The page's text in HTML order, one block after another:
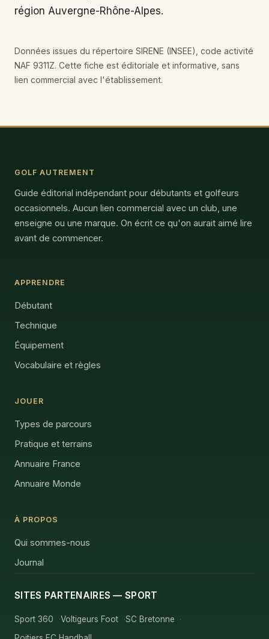
région Auvergne-Rhône-Alpes.
Données issues du répertoire SIRENE (INSEE), code activité
NAF 9311Z. Cette fiche est éditoriale et informative, sans
lien commercial avec l'établissement.
GOLF AUTREMENT
Guide éditorial indépendant pour débutants et golfeurs
occasionnels. Aucun lien commercial avec un club, une
enseigne ou une marque. On écrit ce qu'on aurait aimé lire
avant de commencer.
APPRENDRE
Débutant
Technique
Équipement
Vocabulaire et règles
JOUER
Types de parcours
Pratique et terrains
Annuaire France
Annuaire Monde
À PROPOS
Qui sommes-nous
Journal
SITES PARTENAIRES — SPORT
Sport 360 Voltigeurs Foot
SC Bretonne